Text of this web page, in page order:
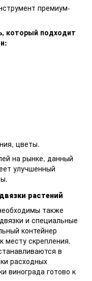
премиум-
который подходит
цветы.
на рынке, данный
улучшенный
растений
также
и специальные
контейнер
месту скрепления.
в
расходных
винограда готово к